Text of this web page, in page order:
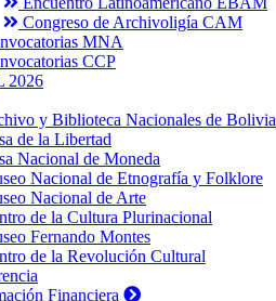
Congreso de Archivoligía CAM
MNA
CCP
2026
y Biblioteca Nacionales de Bolivia
de la Libertad
Nacional de Moneda
Nacional de Etnografía y Folklore
Nacional de Arte
de la Cultura Plurinacional
Fernando Montes
de la Revolución Cultural
Financiera